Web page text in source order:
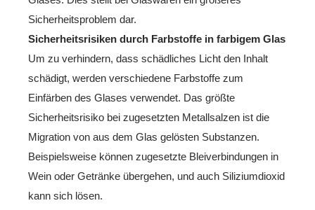
Sicherheitsproblem dar.
Sicherheitsrisiken durch Farbstoffe in farbigem Glas
Um zu verhindern, dass schädliches Licht den Inhalt
schädigt, werden verschiedene Farbstoffe zum
Einfärben des Glases verwendet. Das größte
Sicherheitsrisiko bei zugesetzten Metallsalzen ist die
Migration von aus dem Glas gelösten Substanzen.
Beispielsweise können zugesetzte Bleiverbindungen in
Wein oder Getränke übergehen, und auch Siliziumdioxid
kann sich lösen.